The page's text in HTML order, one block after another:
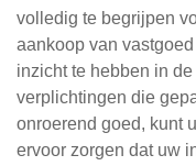
volledig te begrijpen
aankoop van
inzicht te hebben in
verplichtingen die
onroerend goed, kunt
ervoor zorgen dat uw